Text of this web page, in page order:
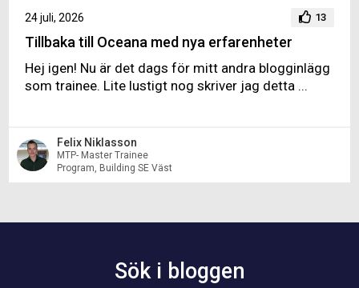
24 juli, 2026 13
Tillbaka till Oceana med nya erfarenheter
Hej igen! Nu är det dags för mitt andra blogginlägg
som trainee. Lite lustigt nog skriver jag detta ...
Felix Niklasson
MTP- Master Trainee
Program, Building SE Väst
Sök i bloggen